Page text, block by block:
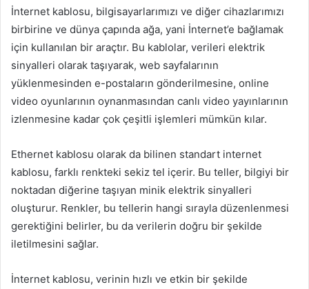
İnternet kablosu, bilgisayarlarımızı ve diğer cihazlarımızı
birbirine ve dünya çapında ağa, yani İnternet’e bağlamak
için kullanılan bir araçtır. Bu kablolar, verileri elektrik
sinyalleri olarak taşıyarak, web sayfalarının
yüklenmesinden e-postaların gönderilmesine, online
video oyunlarının oynanmasından canlı video yayınlarının
izlenmesine kadar çok çeşitli işlemleri mümkün kılar.
Ethernet kablosu olarak da bilinen standart internet
kablosu, farklı renkteki sekiz tel içerir. Bu teller, bilgiyi bir
noktadan diğerine taşıyan minik elektrik sinyalleri
oluşturur. Renkler, bu tellerin hangi sırayla düzenlenmesi
gerektiğini belirler, bu da verilerin doğru bir şekilde
iletilmesini sağlar.
İnternet kablosu, verinin hızlı ve etkin bir şekilde